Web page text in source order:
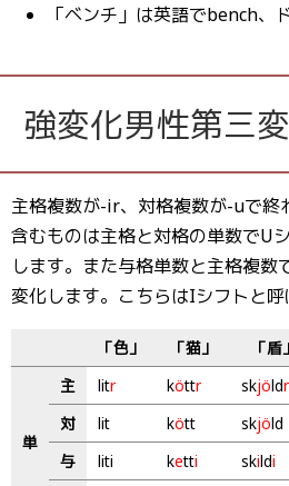
「ベンチ」は英語でbench、
強変化男性第三
主格複数が-ir、対格複数が-uで終
含むものは主格と対格の単数でU
します。また与格単数と主格複
変化します。こちらはIシフトと呼
「色」 「猫」 「盾」
単
主 litr köttr skjöldr
対
lit kött skjöld
与
liti ketti skildi